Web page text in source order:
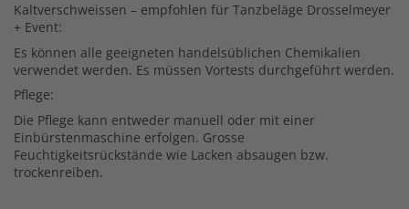
Kaltverschweissen – empfohlen für Tanzbeläge Drosselmeyer
+ Event:
Es können alle geeigneten handelsüblichen Chemikalien
verwendet werden. Es müssen Vortests durchgeführt werden.
Pflege:
Die Pflege kann entweder manuell oder mit einer
Einbürstenmaschine erfolgen. Grosse
Feuchtigkeitsrückstände wie Lacken absaugen bzw.
trockenreiben.